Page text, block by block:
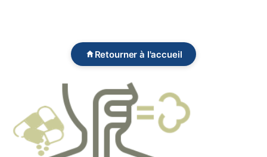
Retourner à l'accueil